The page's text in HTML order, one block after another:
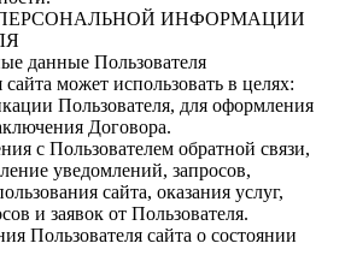
ИНФОРМАЦИИ
данные Пользователя
может использовать в целях:
Пользователя, для оформления
Договора.
с Пользователем обратной связи,
уведомлений, запросов,
сайта, оказания услуг,
и заявок от Пользователя.
Пользователя сайта о состоянии